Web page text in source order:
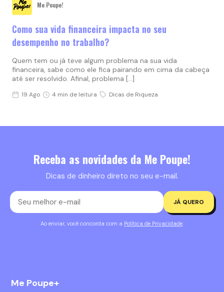
Me Poupe!
Como sua vida financeira impacta no seu
desempenho no trabalho?
Quem tem ou já teve algum problema na sua vida
financeira, sabe como ele fica pairando em cima da cabeça
até ser resolvido. Afinal, problema […]
19 Ago 4 min de leitura Dicas de Riqueza
Receba as novidades da Me Poupe!
Dicas de dinheiro direto no seu e-mail.
JÁ QUERO
Ao enviar, você concorda com a Política de Privacidade
Me Poupe+